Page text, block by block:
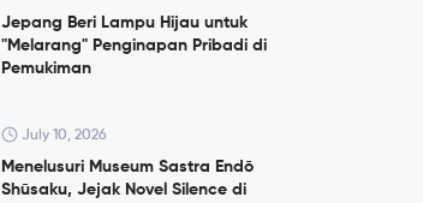
Jepang Beri Lampu Hijau untuk
"Melarang" Penginapan Pribadi di
Pemukiman
July 10, 2026
Menelusuri Museum Sastra Endō
Shūsaku, Jejak Novel Silence di